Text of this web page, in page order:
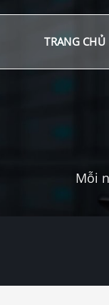
TRANG CHỦ
Mỗi